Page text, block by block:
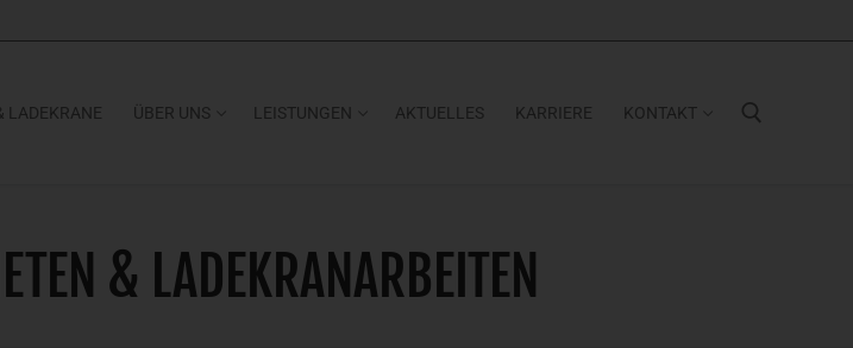
LADEKRANE ÜBER UNS LEISTUNGEN AKTUELLES KARRIERE KONTAKT
& LADEKRANARBEITEN